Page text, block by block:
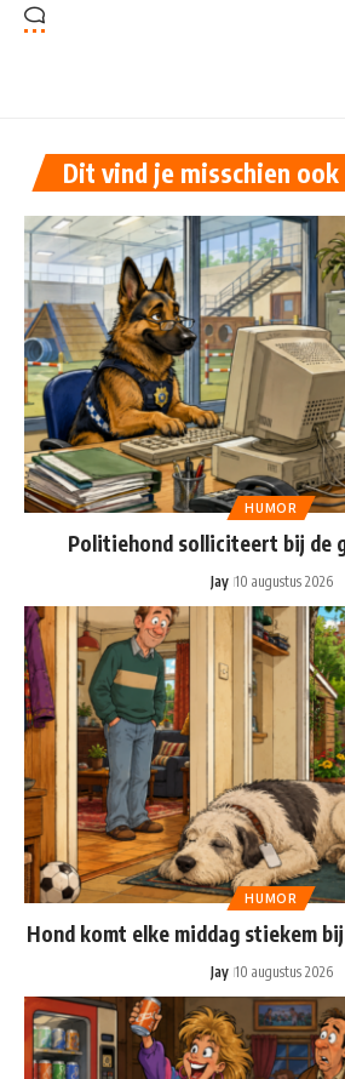
Dit vind je misschien
HUMOR
Politiehond solliciteert bij de
Jay 10 augustus 2026
HUMOR
Hond komt elke middag stiekem
Jay 10 augustus 2026